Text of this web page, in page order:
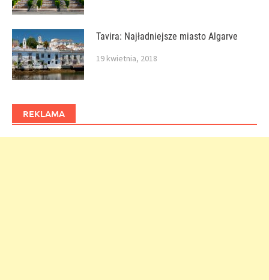
Tavira: Najładniejsze miasto Algarve
19 kwietnia, 2018
REKLAMA